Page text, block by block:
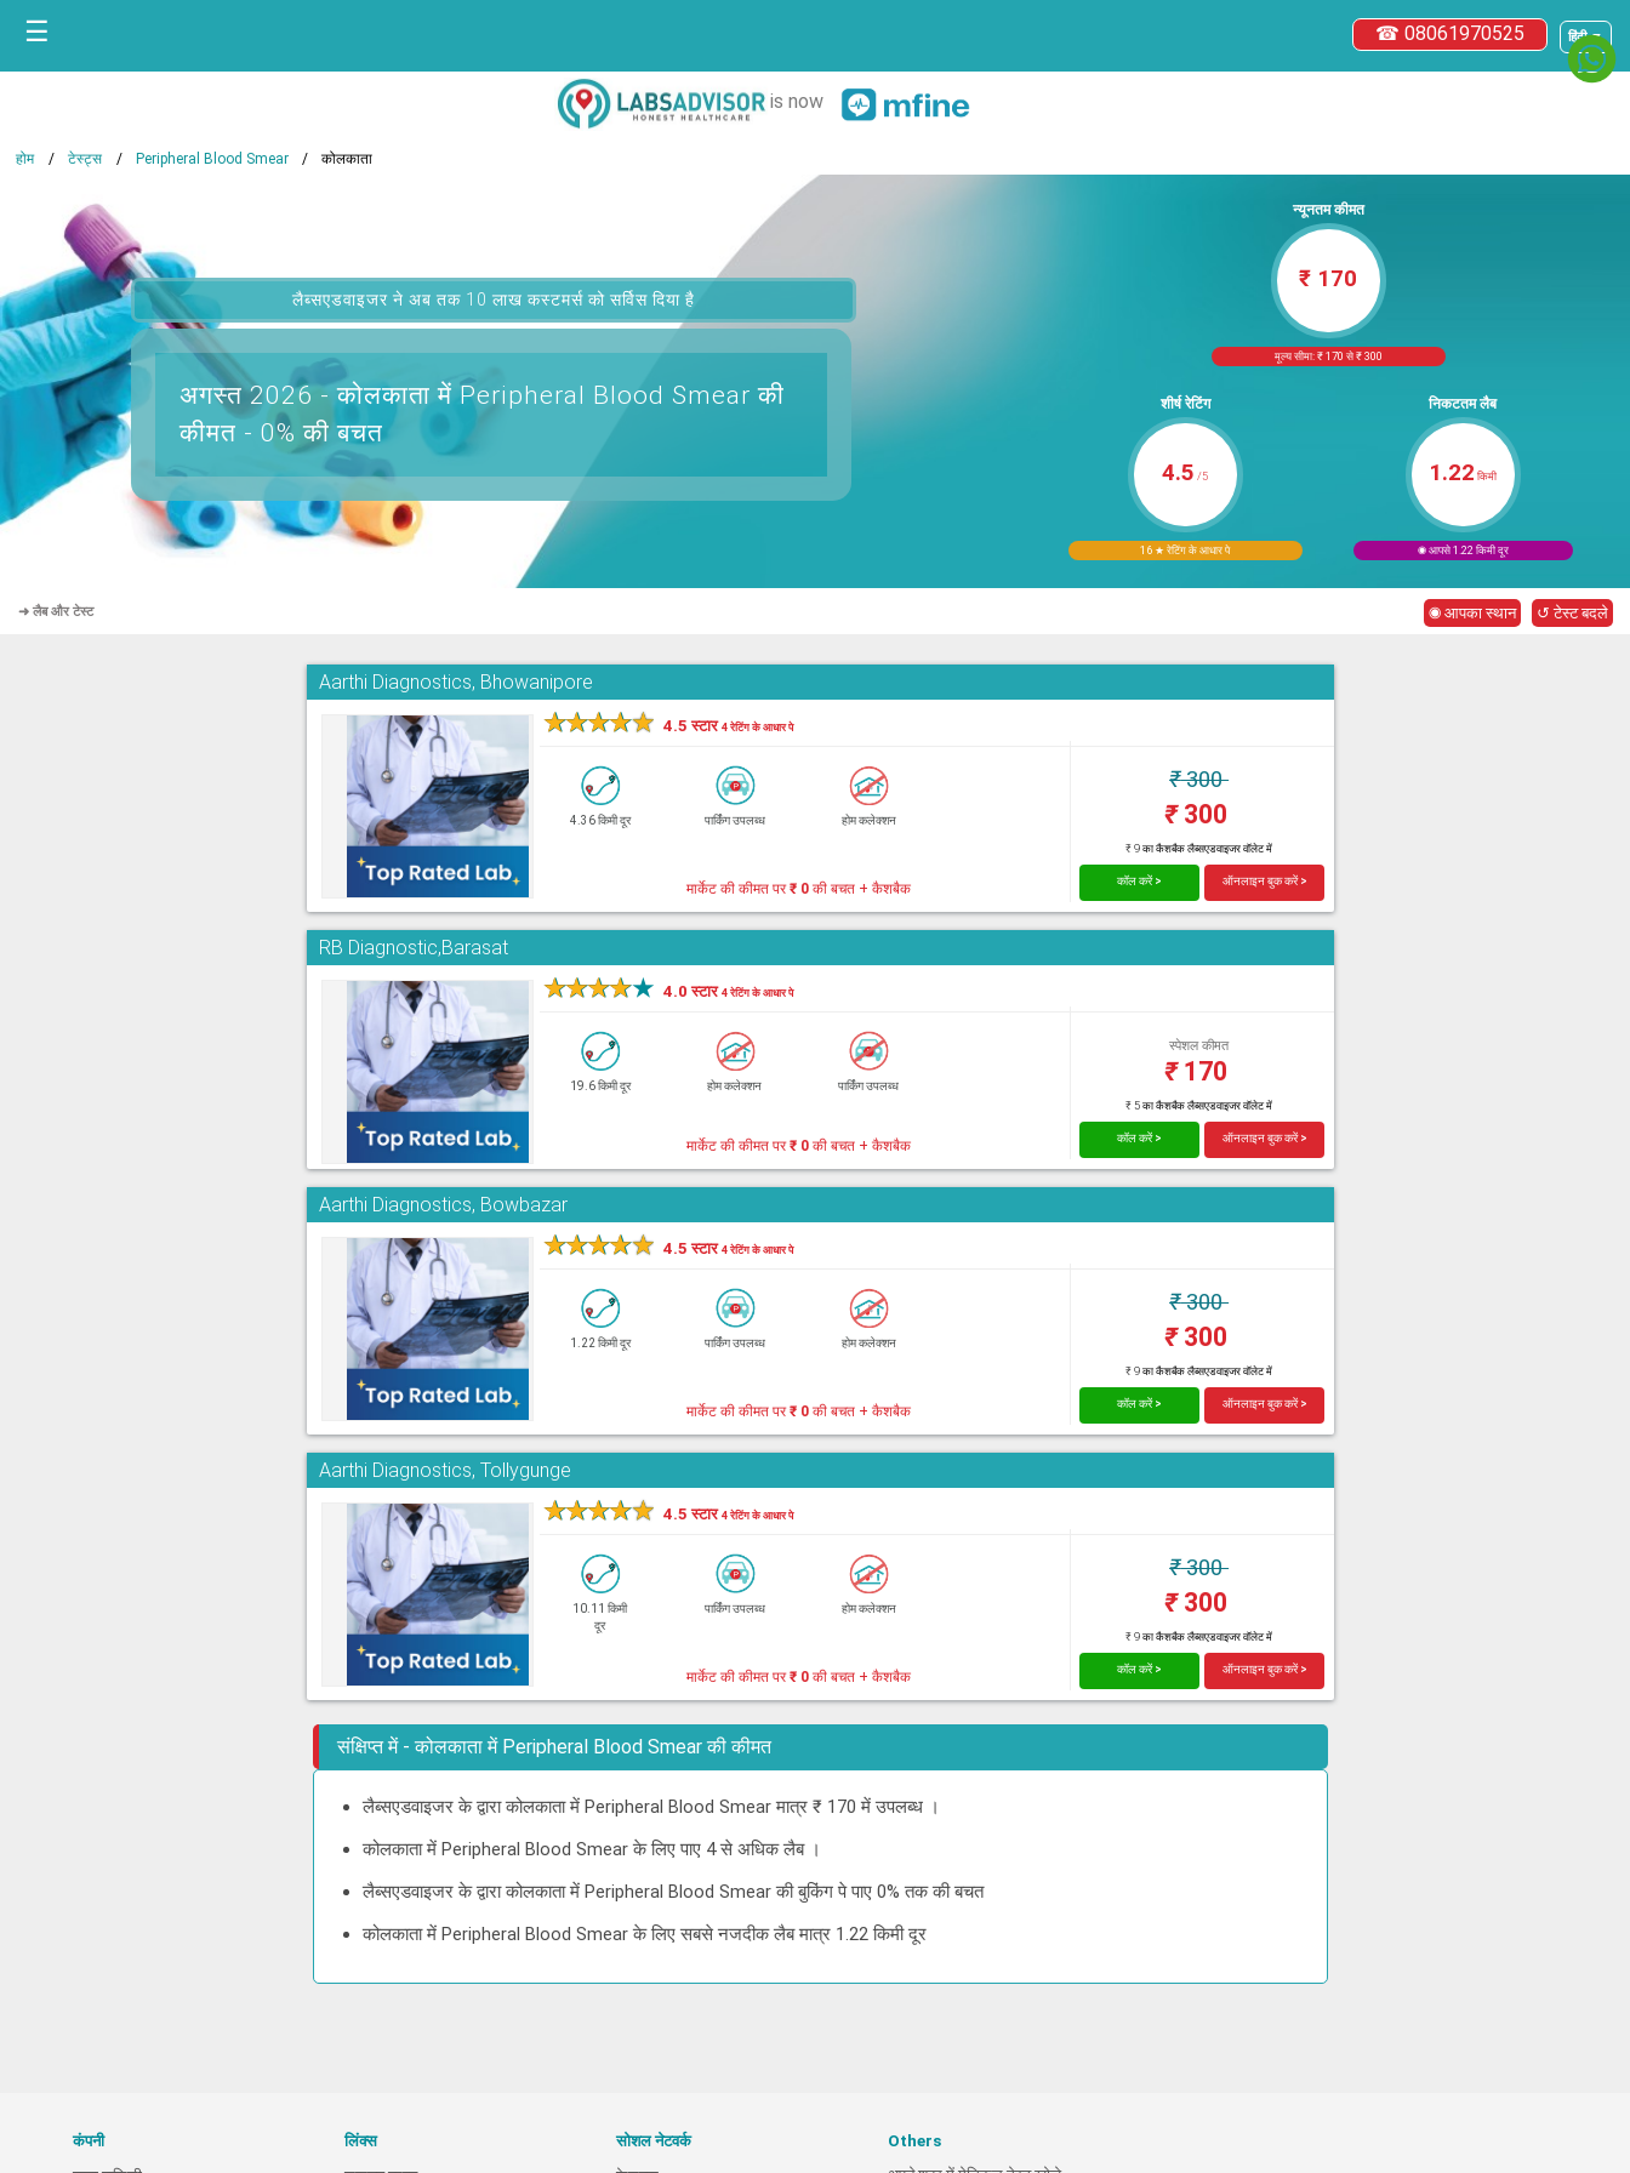
हिंदी ▼
☎ 08061970525
☰
is now
होम टेस्ट्स Peripheral Blood Smear कोलकाता
लैब्सएडवाइजर ने अब तक 10 लाख कस्टमर्स को सर्विस दिया है
अगस्त 2026 -कोलकाता में Peripheral Blood Smear की
कीमत - 0% की बचत
न्यूनतम कीमत
₹ 170
मूल्य सीमा: ₹ 170 से ₹ 300
शीर्ष रेटिंग
4.5 /5
16 ★ रेटिंग के आधार पे
निकटतम लैब
1.22 किमी
◉ आपसे 1.22 किमी दूर
➜ लैब और टेस्ट ◉ आपका स्थान ↺ टेस्ट बदले
Aarthi Diagnostics, Bhowanipore
★★★★★ 4.5 स्टार4 रेटिंग के आधार पे
4.36 किमी दूर पार्किंग उपलब्ध होम कलेक्शन
₹300
₹300
₹ 9 का कैशबैक लैब्सएडवाइजर वॉलेट में
मार्केट की कीमत पर₹ 0 की बचत + कैशबैक कॉल करें > ऑनलाइन बुक करें >
RB Diagnostic,Barasat
★★★★★ 4.0 स्टार4 रेटिंग के आधार पे
19.6 किमी दूर होम कलेक्शन पार्किंग उपलब्ध
स्पेशल कीमत
₹170
₹ 5 का कैशबैक लैब्सएडवाइजर वॉलेट में
मार्केट की कीमत पर₹ 0 की बचत + कैशबैक कॉल करें > ऑनलाइन बुक करें >
Aarthi Diagnostics, Bowbazar
★★★★★ 4.5 स्टार4 रेटिंग के आधार पे
1.22 किमी दूर पार्किंग उपलब्ध होम कलेक्शन
₹300
₹300
₹ 9 का कैशबैक लैब्सएडवाइजर वॉलेट में
मार्केट की कीमत पर₹ 0 की बचत + कैशबैक कॉल करें > ऑनलाइन बुक करें >
Aarthi Diagnostics, Tollygunge
★★★★★ 4.5 स्टार4 रेटिंग के आधार पे
10.11 किमी
दूर
पार्किंग उपलब्ध होम कलेक्शन
₹300
₹300
₹ 9 का कैशबैक लैब्सएडवाइजर वॉलेट में
मार्केट की कीमत पर₹ 0 की बचत + कैशबैक कॉल करें > ऑनलाइन बुक करें >
संक्षिप्त में - कोलकाता में Peripheral Blood Smear की कीमत
लैब्सएडवाइजर के द्वारा कोलकाता में Peripheral Blood Smear मात्र ₹ 170 में उपलब्ध ।
कोलकाता में Peripheral Blood Smear के लिए पाए 4 से अधिक लैब ।
लैब्सएडवाइजर के द्वारा कोलकाता में Peripheral Blood Smear की बुकिंग पे पाए 0% तक की बचत
कोलकाता में Peripheral Blood Smear के लिए सबसे नजदीक लैब मात्र 1.22 किमी दूर
कंपनी
लिंक्स
सोशल नेटवर्क
Others